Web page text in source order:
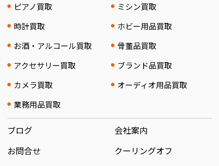
ピアノ買取
ミシン買取
時計買取
ホビー用品買取
お酒・アルコール買取
骨董品買取
アクセサリー買取
ブランド品買取
カメラ買取
オーディオ用品買取
業務用品買取
ブログ
会社案内
お問合せ
クーリングオフ